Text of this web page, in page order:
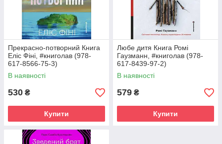
Прекрасно-потворний Книга
Еліс Фіні, #книголав (978-
617-8566-75-3)
В наявності
530 ₴
Купити
Любе дитя Книга Ромі
Гаузманн, #книголав (978-
617-8439-97-2)
В наявності
579 ₴
Купити